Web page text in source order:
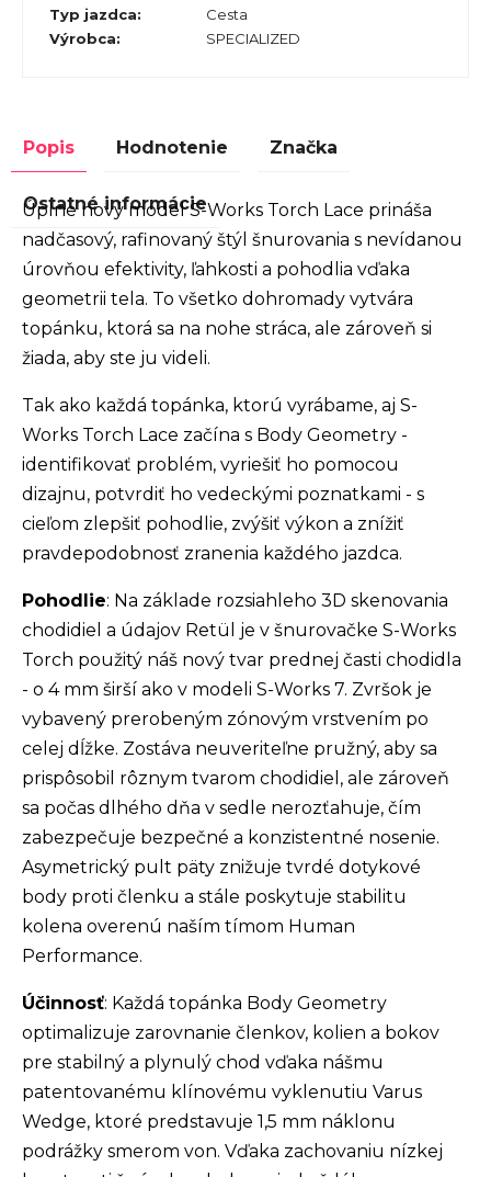
Typ jazdca:
Cesta
Výrobca: SPECIALIZED
Popis Hodnotenie Značka
Ostatné informácie
Úplne nový model S-Works Torch Lace prináša
nadčasový, rafinovaný štýl šnurovania s nevídanou
úrovňou efektivity, ľahkosti a pohodlia vďaka
geometrii tela. To všetko dohromady vytvára
topánku, ktorá sa na nohe stráca, ale zároveň si
žiada, aby ste ju videli.
Tak ako každá topánka, ktorú vyrábame, aj S-
Works Torch Lace začína s Body Geometry -
identifikovať problém, vyriešiť ho pomocou
dizajnu, potvrdiť ho vedeckými poznatkami - s
cieľom zlepšiť pohodlie, zvýšiť výkon a znížiť
pravdepodobnosť zranenia každého jazdca.
Pohodlie: Na základe rozsiahleho 3D skenovania
chodidiel a údajov Retül je v šnurovačke S-Works
Torch použitý náš nový tvar prednej časti chodidla
- o 4 mm širší ako v modeli S-Works 7. Zvršok je
vybavený prerobeným zónovým vrstvením po
celej dĺžke. Zostáva neuveriteľne pružný, aby sa
prispôsobil rôznym tvarom chodidiel, ale zároveň
sa počas dlhého dňa v sedle nerozťahuje, čím
zabezpečuje bezpečné a konzistentné nosenie.
Asymetrický pult päty znižuje tvrdé dotykové
body proti členku a stále poskytuje stabilitu
kolena overenú naším tímom Human
Performance.
Účinnosť: Každá topánka Body Geometry
optimalizuje zarovnanie členkov, kolien a bokov
pre stabilný a plynulý chod vďaka nášmu
patentovanému klínovému vyklenutiu Varus
Wedge, ktoré predstavuje 1,5 mm náklonu
podrážky smerom von. Vďaka zachovaniu nízkej